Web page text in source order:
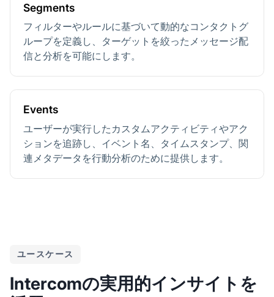
Segments
フィルターやルールに基づいて動的なコンタクトグ
ループを定義し、ターゲットを絞ったメッセージ配
信と分析を可能にします。
Events
ユーザーが実行したカスタムアクティビティやアク
ションを追跡し、イベント名、タイムスタンプ、関
連メタデータを行動分析のために提供します。
ユースケース
Intercomの実用的インサイトを